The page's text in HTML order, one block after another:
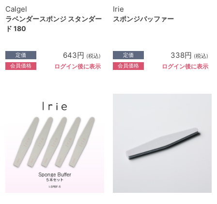
Calgel
ラベンダースポンジ スタンダー
ド 180
定価 643円 (税込)
会員価格 ログイン後に表示
Irie
スポンジバッファー
定価 338円 (税込)
会員価格 ログイン後に表示